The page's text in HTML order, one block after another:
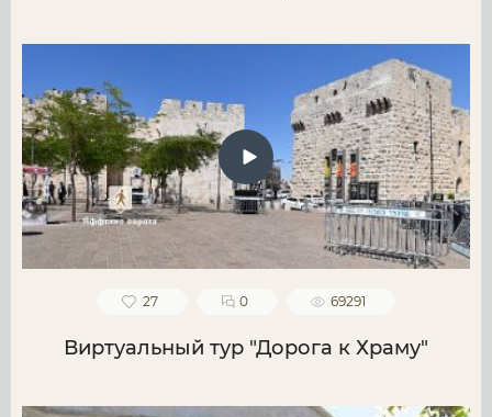
27 0 69291
Виртуальный тур "Дорога к Храму"